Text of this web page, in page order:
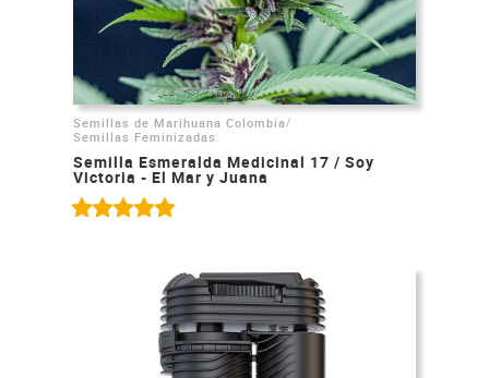
Semillas de Marihuana Colombia /
Semillas Feminizadas
Semilla Esmeralda Medicinal 17 / Soy
Victoria - El Mar y Juana